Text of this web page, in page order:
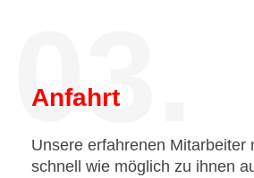
03.
Anfahrt
Unsere erfahrenen Mitarbeiter
schnell wie möglich zu ihnen